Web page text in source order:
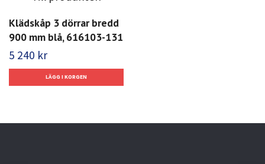
Klädskåp 3 dörrar bredd
900 mm blå, 616103-131
5 240 kr